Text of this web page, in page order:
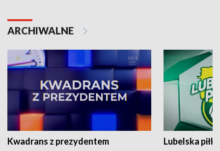
ARCHIWALNE
Kwadrans z prezydentem Lubelska piłka